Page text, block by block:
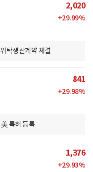
2,020
+29.99%
탁생산계약 체결
841
+29.98%
특허 등록
1,376
+29.93%